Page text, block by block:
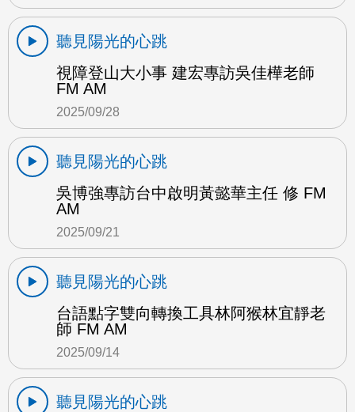
聽見陽光的心跳
視障登山大小事 建宏專訪吳佳樺老師
FM AM
2025/09/28
聽見陽光的心跳
吳博強專訪台中啟明黃懿華主任 修 FM
AM
2025/09/21
聽見陽光的心跳
台語點字雙向轉換工具林阿猴林宜靜老
師 FM AM
2025/09/14
聽見陽光的心跳